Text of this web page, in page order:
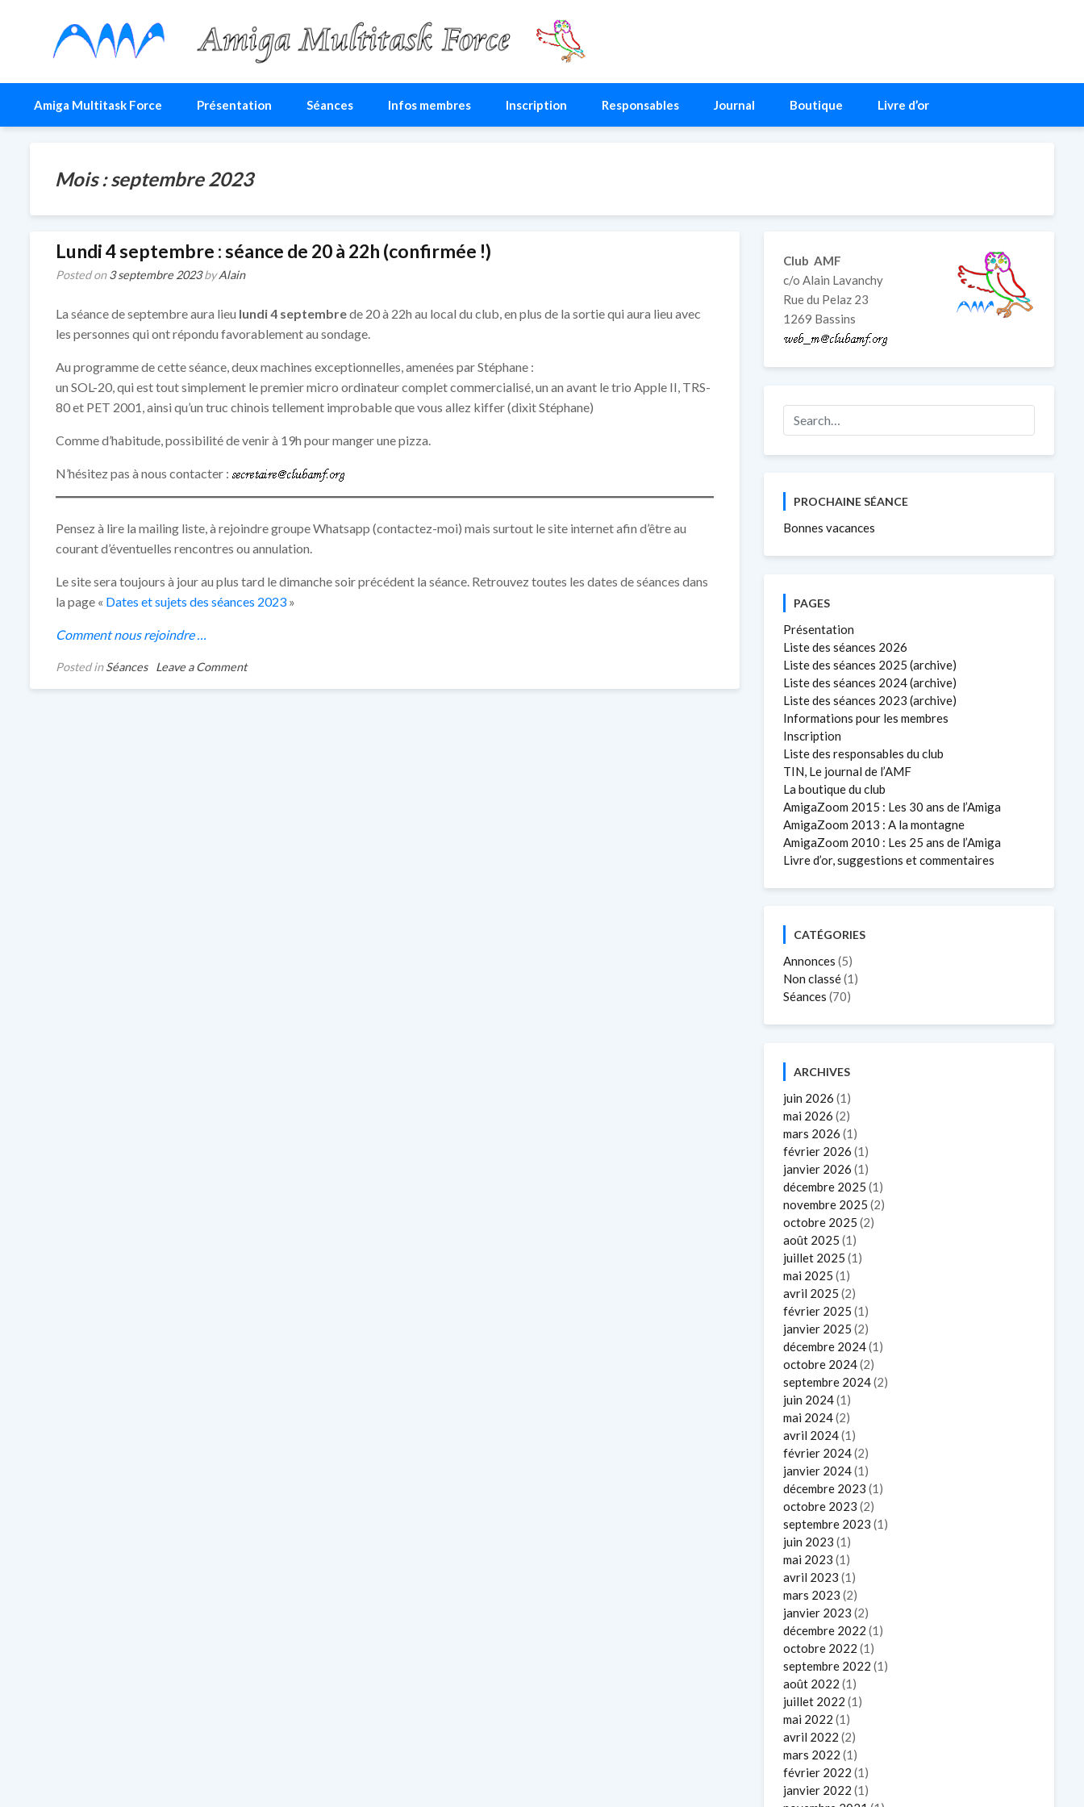
Amiga Multitask Force
Amiga Multitask Force Présentation Séances Infos membres Inscription Responsables Journal Boutique Livre d’or
Mois :septembre 2023
Lundi 4 septembre : séance de 20 à 22h (confirmée !)
Posted on3 septembre 2023byAlain
La séance de septembre aura lieu lundi 4 septembrede 20 à 22h au local du club, en plus de la sortie qui aura lieu avec
les personnes qui ont répondu favorablement au sondage.
Au programme de cette séance, deux machines exceptionnelles, amenées par Stéphane :
un SOL-20, qui est tout simplement le premier micro ordinateur complet commercialisé, un an avant le trio Apple II, TRS-
80 et PET 2001, ainsi qu’un truc chinois tellement improbable que vous allez kiffer (dixit Stéphane)
Comme d’habitude, possibilité de venir à 19h pour manger une pizza.
N’hésitez pas à nous contacter :
Pensez à lire la mailing liste, à rejoindre groupe Whatsapp (contactez-moi) mais surtout le site internet afin d’être au
courant d’éventuelles rencontres ou annulation.
Le site sera toujours à jour au plus tard le dimanche soir précédent la séance. Retrouvez toutes les dates de séances dans
la page « Dates et sujets des séances 2023 »
Comment nous rejoindre …
Posted inSéances Leave a Commenton
Club AMF
c/o Alain Lavanchy
Rue du Pelaz 23
1269 Bassins
PROCHAINE SÉANCE
Bonnes vacances
PAGES
Présentation
Liste des séances 2026
Liste des séances 2025 (archive)
Liste des séances 2024 (archive)
Liste des séances 2023 (archive)
Informations pour les membres
Inscription
Liste des responsables du club
TIN, Le journal de l’AMF
La boutique du club
AmigaZoom 2015 : Les 30 ans de l’Amiga
AmigaZoom 2013 : A la montagne
AmigaZoom 2010 : Les 25 ans de l’Amiga
Livre d’or, suggestions et commentaires
CATÉGORIES
Annonces (5)
Non classé(1)
Séances (70)
ARCHIVES
juin 2026 (1)
mai 2026 (2)
mars 2026 (1)
février 2026 (1)
janvier 2026 (1)
décembre 2025 (1)
novembre 2025 (2)
octobre 2025 (2)
août 2025 (1)
juillet 2025 (1)
mai 2025 (1)
avril 2025 (2)
février 2025 (1)
janvier 2025 (2)
décembre 2024(1)
octobre 2024(2)
septembre 2024(2)
juin 2024(1)
mai 2024(2)
avril 2024(1)
février 2024(2)
janvier 2024(1)
décembre 2023 (1)
octobre 2023 (2)
septembre 2023 (1)
juin 2023 (1)
mai 2023 (1)
avril 2023 (1)
mars 2023 (2)
janvier 2023 (2)
décembre 2022 (1)
octobre 2022 (1)
septembre 2022 (1)
août 2022 (1)
juillet 2022 (1)
mai 2022 (1)
avril 2022 (2)
mars 2022 (1)
février 2022 (1)
janvier 2022 (1)